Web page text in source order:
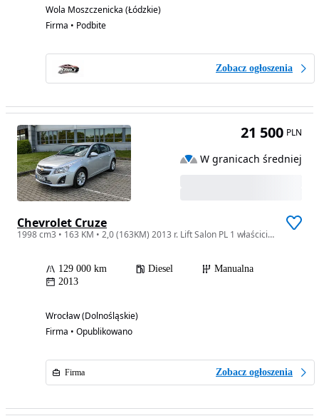
Wola Moszczenicka (Łódzkie)
Firma • Podbite
Zobacz ogłoszenia
Chevrolet Cruze
1998 cm3 • 163 KM • 2,0 (163KM) 2013 r. Lift Salon PL 1 właściciel 130 tys.km Bezwypadkowy
129 000 km Diesel
Manualna
2013
Wrocław (Dolnośląskie)
Firma • Opublikowano
Firma Zobacz ogłoszenia
21 500 PLN
W granicach średniej